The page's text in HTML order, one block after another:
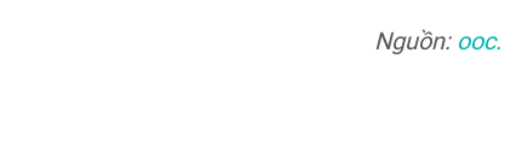
Nguồn: